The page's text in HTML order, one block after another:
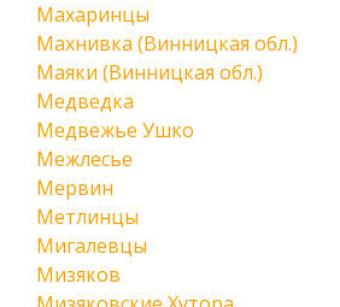
Махаринцы
Махнивка (Винницкая обл.)
Маяки (Винницкая обл.)
Медведка
Медвежье Ушко
Межлесье
Мервин
Метлинцы
Мигалевцы
Мизяков